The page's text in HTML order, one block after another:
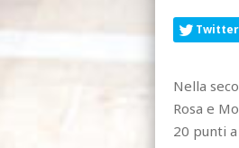
Twitter
Nella
Rosa e
20 punti